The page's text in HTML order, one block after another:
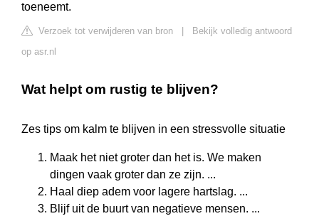
toeneemt.
Verzoek tot verwijderen van bron
Bekijk volledig antwoord
op asr.nl
Wat helpt om rustig te blijven?
Zes tips om kalm te blijven in een stressvolle situatie
Maak het niet groter dan het is. We maken
dingen vaak groter dan ze zijn. ...
Haal diep adem voor lagere hartslag. ...
Blijf uit de buurt van negatieve mensen. ...